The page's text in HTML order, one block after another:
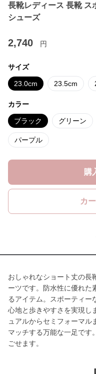
長靴レディース 長靴 ス
シューズ
2,740 円
サイズ
23.0cm 23.5cm
カラー
ブラック グリーン
パープル
購
カ
おしゃれなショート丈の長
ーツです。防水性に優れた
るアイテム。スポーティー
心地と歩きやすさを実現し
ュアルからセミフォーマル
マッチする万能な一足です
ごせます。